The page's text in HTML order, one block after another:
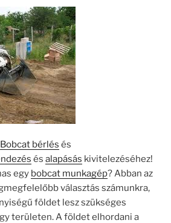
Bobcat bérlés és
és alapásás kivitelezéséhez!
egy bobcat munkagép? Abban az
választás számunkra,
földet lesz szükséges
területen. A földet elhordani a